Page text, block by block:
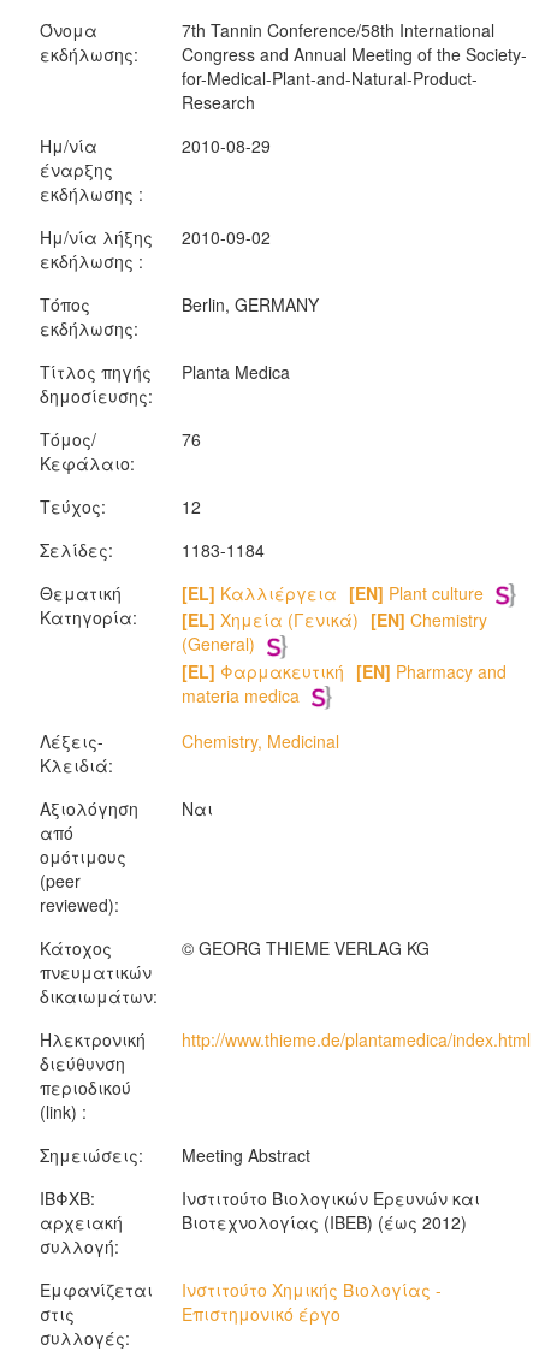
Όνομα
εκδήλωσης:
7th Tannin Conference/58th International
Congress and Annual Meeting of the Society-
for-Medical-Plant-and-Natural-Product-
Research
Ημ/νία
έναρξης
εκδήλωσης :
2010-08-29
Ημ/νία λήξης
εκδήλωσης :
2010-09-02
Τόπος
εκδήλωσης:
Berlin, GERMANY
Τίτλος πηγής
δημοσίευσης:
Planta Medica
Τόμος/
Κεφάλαιο:
76
Τεύχος:
12
Σελίδες:
1183-1184
Θεματική
Κατηγορία:
[EL] Καλλιέργεια [EN] Plant culture
[EL] Χημεία (Γενικά) [EN] Chemistry
(General)
[EL] Φαρμακευτική [EN] Pharmacy and
materia medica
Λέξεις-
Κλειδιά:
Chemistry, Medicinal
Αξιολόγηση
από
ομότιμους
(peer
reviewed):
Ναι
Κάτοχος
πνευματικών
δικαιωμάτων:
© GEORG THIEME VERLAG KG
Ηλεκτρονική
διεύθυνση
περιοδικού
(link) :
http://www.thieme.de/plantamedica/index.html
Σημειώσεις:
Meeting Abstract
ΙΒΦΧΒ:
αρχειακή
συλλογή:
Ινστιτούτο Βιολογικών Ερευνών και
Βιοτεχνολογίας (ΙΒΕΒ) (έως 2012)
Εμφανίζεται
στις
συλλογές:
Ινστιτούτο Χημικής Βιολογίας -
Επιστημονικό έργο